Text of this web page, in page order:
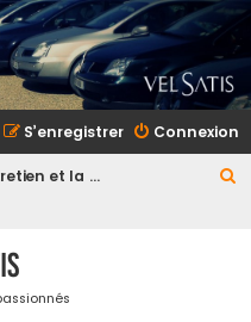
Connexion
S’enregistrer
L'entretien et la maintenance